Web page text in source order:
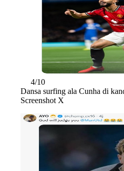
4/10
Dansa surfing ala Cunha di
Screenshot X